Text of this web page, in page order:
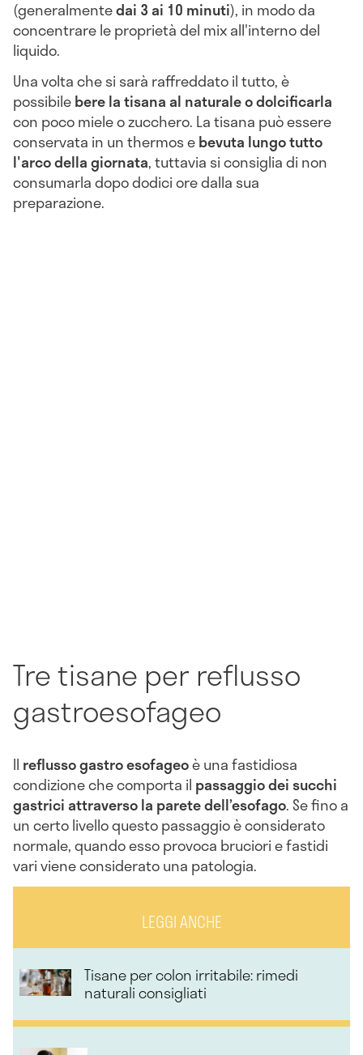
(generalmentedai 3 ai 10 minuti), in modo da
concentrare le proprietà del mix all'interno del
liquido.
Una volta che si sarà raffreddato il tutto, è
possibilebere la tisana al naturale o dolcificarla
con poco miele o zucchero. La tisana può essere
conservata in un thermos ebevuta lungo tutto
l'arco della giornata, tuttavia si consiglia di non
consumarla dopo dodici ore dalla sua
preparazione.
Tre tisane per reflusso
gastroesofageo
Il reflusso gastro esofageoè una fastidiosa
condizione che comporta il passaggio dei succhi
gastrici attraverso la parete dell’esofago. Se fino a
un certo livello questo passaggio è considerato
normale, quando esso provoca bruciori e fastidi
vari viene considerato una patologia.
LEGGI ANCHE
Tisane per colon irritabile: rimedi
naturali consigliati